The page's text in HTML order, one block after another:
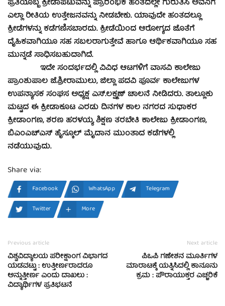
ಪ್ರತಿಯೊಬ್ಬ ಕ್ರೀಡಾಪಟುವನ್ನು ಪ್ರಾರಂಭಿಕ ಹಂತದಲ್ಲೇ ಗುರುತಿಸಿ ಅವನಿಗೆ
ಎಲ್ಲಾ ರೀತಿಯ ಉತ್ತೇಜನವನ್ನು ನೀಡಬೇಕು. ಯಾವುದೇ ಹಂತದಲ್ಲೂ
ಕ್ರೀಡೆಗಳನ್ನು ಕಡೆಗಣಿಸಬಾರದು. ಕ್ರೀಡೆಯಿಂದ ಆರೋಗ್ಯದ ಜೊತೆಗೆ
ದೈಹಿಕವಾಗಿಯೂ ಸಹ ಸಬಲರಾಗುತ್ತೇವೆ ಹಾಗೂ ಆರ್ಥಿಕವಾಗಿಯೂ ಸಹ
ಮುನ್ನಡೆ ಸಾಧಿಸಬಹುದಾಗಿದೆ.
ಇದೇ ಸಂದರ್ಭದಲ್ಲಿ ವಿವಿಧ ಆಟಗಳಿಗೆ ವಾಸವಿ ಕಾಲೇಜು
ಪ್ರಾಂಶುಪಾಲ ಜೆ.ಶ್ರೀರಾಮುಲು, ಜಿಲ್ಲಾ ಪದವಿ ಪೂರ್ವ ಕಾಲೇಜುಗಳ
ಉಪನ್ಯಾಸಕ ಸಂಘಸ ಅಧ್ಯಕ್ಷ ಎಸ್.ಲಕ್ಷ್ಮಣ್ ಚಾಲನೆ ನೀಡಿದರು. ತಾಲ್ಲೂಕು
ಮಟ್ಟದ ಈ ಕ್ರೀಡಾಕೂಟ ಎರಡು ದಿನಗಳ ಕಾಲ ನಗರದ ಸುಧಾಕರ
ಕ್ರೀಡಾಂಗಣ, ಶರಣ ಹರಳಯ್ಯ ಶಿಕ್ಷಣ ತರಬೇತಿ ಕಾಲೇಜು ಕ್ರೀಡಾಂಗಣ,
ಬಿಎಂಎಚ್‍ಎಸ್ ಹೈಸ್ಕೂಲ್ ಮೈದಾನ ಮುಂತಾದ ಕಡೆಗಳಲ್ಲಿ
ನಡೆಯುವುದು.
Share via:
Facebook WhatsApp
Telegram
Twitter
More
Previous article
ವಿಶ್ವವಿದ್ಯಾಲಯ ಪರೀಕ್ಷಾಂಗ ವಿಭಾಗದ
ಯಡವಟ್ಟು : ಉತ್ತೀರ್ಣರಾದರೂ
ಅನ್ನುತ್ತೀರ್ಣ ಎಂದು ದಾಖಲು :
ವಿದ್ಯಾರ್ಥಿಗಳ ಪ್ರತಿಭಟನೆ
Next article
ಪಿಒಪಿ ಗಣೇಶನ ಮೂರ್ತಿಗಳ
ಮಾರಾಟಕ್ಕೆ ಯತ್ನಿಸಿದಲ್ಲಿ ಕಾನೂನು
ಕ್ರಮ : ಪೌರಾಯುಕ್ತರ ಎಚ್ಚರಿಕೆ